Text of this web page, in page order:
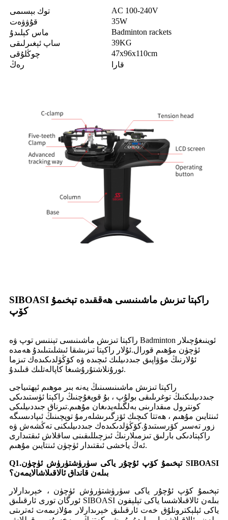
توك بېسىمى
AC 100-240V
قۇۋۋەت
35W
ماس كېلىدۇ
Badminton rackets
ساپ ئېغىرلىقى
39KG
چوڭلۇقى
47x96x110cm
رەڭ
قارا
SIBOASI راكېتا تىزىش ماشىنىسى ھەققىدە تېخىمۇ
كۆپ
راكېتا تىزىش ماشىنىسى تېننىس توپ ۋە Badminton ئوينىغۇچىلار
ئۈچۈن مۇھىم قورال.ئۇلار راكېتا تىزىشقا ئىشلىتىلىدۇ ھەمدە
ئۇلارنىڭ مۇۋاپىق جىددىيلىك ئىچىدە ۋە كۆڭۈلدىكىدەك تىزما
ئورۇنلاشتۇرۇشىغا كاپالەتلىك قىلىدۇ.
راكېتا تىزىش ماشىنىسىنىڭ يەنە بىر موھىم ئېھتىياجى
جىددىيلىكنىڭ توغرىلىقى بولۇپ ، بۇ قويغۇچنىڭ راكېتا ئۈستىدىكى
كونترول مىقدارىنى بەلگىلەيدىغان مۇھىم.تىرناق جىددىيلىكى
ئىنتايىن مۇھىم ، ھەتتا كىچىك ئۆزگىرىشلەرمۇ توپچىنىڭ ئىپادىسىگە
زور تەسىر كۆرسىتىدۇ.كۆڭۈلدىكىدەك جىددىيلىكنى تەڭشەش ۋە
راكېتادىكى بارلىق تىزمىلارنىڭ ئىزچىللىقىنى ساقلاش ئىقتىدارى
ئەڭ ياخشى ئىقتىدار ئۈچۈن ئىنتايىن مۇھىم.
Q1.تېخىمۇ كۆپ ئۇچۇر ياكى سۈرۈشتۈرۈش ئۈچۈن SIBOASI
بىلەن قانداق ئالاقىلاشالايمەن؟
تېخىمۇ كۆپ ئۇچۇر ياكى سۈرۈشتۈرۈش ئۈچۈن ، خېرىدارلار
ئورگان تورى ئارقىلىق SIBOASI بىلەن ئالاقىلاشسا ياكى تېلېفون
ياكى ئېلېكترونلۇق خەت ئارقىلىق خېرىدارلار مۇلازىمەت ئەترىتى